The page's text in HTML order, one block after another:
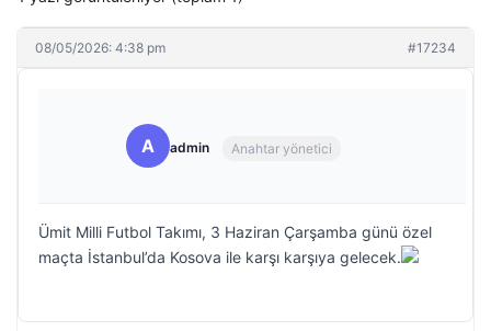
08/05/2026: 4:38 pm #17234
A admin Anahtar yönetici
Ümit Milli Futbol Takımı, 3 Haziran Çarşamba günü özel
maçta İstanbul’da Kosova ile karşı karşıya gelecek.